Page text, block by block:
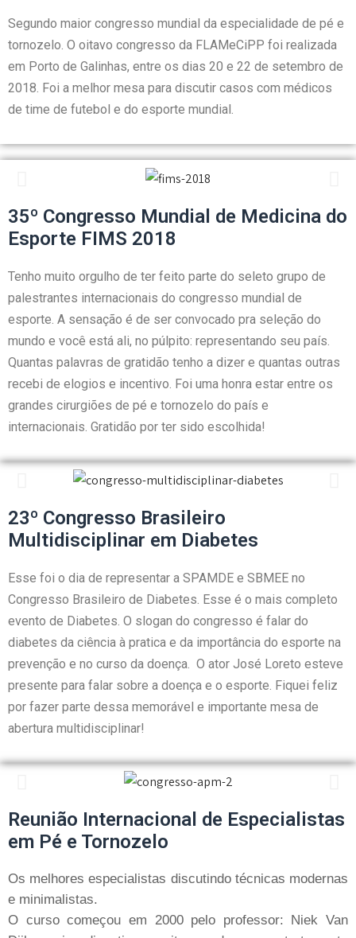
Segundo maior congresso mundial da especialidade de pé e
tornozelo. O oitavo congresso da FLAMeCiPP foi realizada
em Porto de Galinhas, entre os dias 20 e 22 de setembro de
2018. Foi a melhor mesa para discutir casos com médicos
de time de futebol e do esporte mundial.
35º Congresso Mundial de Medicina do
Esporte FIMS 2018
Tenho muito orgulho de ter feito parte do seleto grupo de
palestrantes internacionais do congresso mundial de
esporte. A sensação é de ser convocado pra seleção do
mundo e você está ali, no púlpito: representando seu país.
Quantas palavras de gratidão tenho a dizer e quantas outras
recebi de elogios e incentivo. Foi uma honra estar entre os
grandes cirurgiões de pé e tornozelo do país e
internacionais. Gratidão por ter sido escolhida!
23º Congresso Brasileiro
Multidisciplinar em Diabetes
Esse foi o dia de representar a SPAMDE e SBMEE no
Congresso Brasileiro de Diabetes. Esse é o mais completo
evento de Diabetes. O slogan do congresso é falar do
diabetes da ciência à pratica e da importância do esporte na
prevenção e no curso da doença. O ator José Loreto esteve
presente para falar sobre a doença e o esporte. Fiquei feliz
por fazer parte dessa memorável e importante mesa de
abertura multidisciplinar!
Reunião Internacional de Especialistas
em Pé e Tornozelo
Os melhores especialistas discutindo técnicas modernas
e minimalistas.
O curso começou em 2000 pelo professor: Niek Van